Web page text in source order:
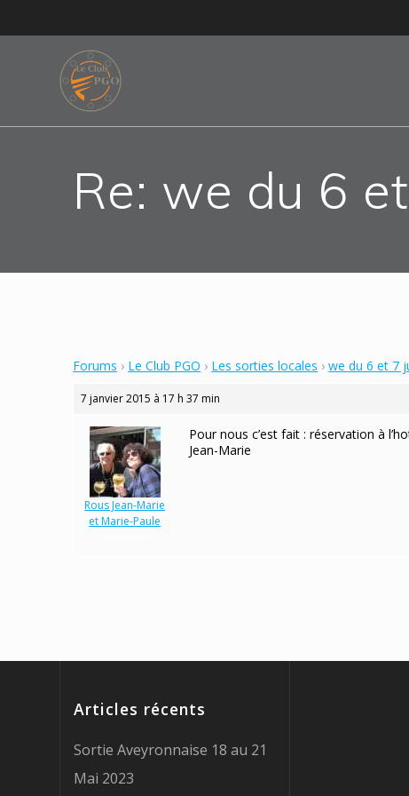
to
Re: we du 6
Forums › Le Club PGO › Les sorties locales › we du 6 et 7
7 janvier 2015 à 17 h 37 min
Rous Jean-Marie
et Marie-Paule
Pour nous c’est fait : réservation à
Jean-Marie
Articles récents
Sortie Aveyronnaise 18 au 21
Mai 2023